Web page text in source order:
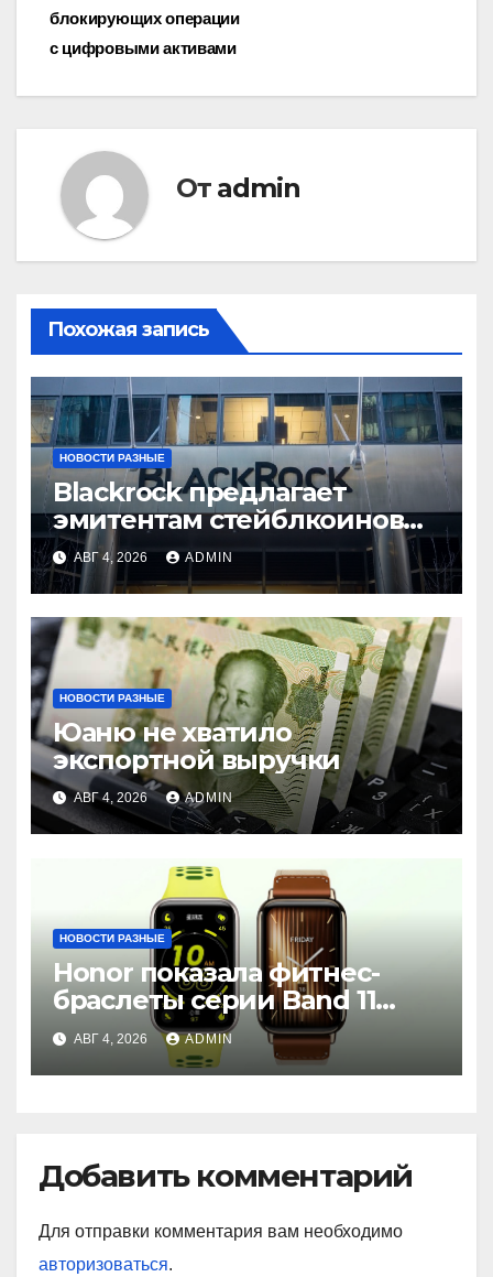
блокирующих операции
с цифровыми активами
От admin
Похожая запись
НОВОСТИ РАЗНЫЕ
Blackrock предлагает
эмитентам стейблкоинов
два токенизированных
фонда денежного рынка
АВГ 4, 2026 ADMIN
НОВОСТИ РАЗНЫЕ
Юаню не хватило
экспортной выручки
АВГ 4, 2026 ADMIN
НОВОСТИ РАЗНЫЕ
Honor показала фитнес-
браслеты серии Band 11
с GPS и автономностью до
26 дней
АВГ 4, 2026 ADMIN
Добавить комментарий
Для отправки комментария вам необходимо
авторизоваться.